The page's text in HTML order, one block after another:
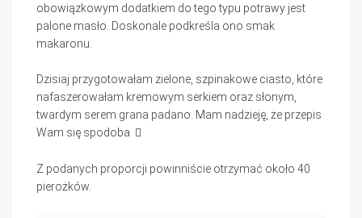
obowiązkowym dodatkiem do tego typu potrawy jest
palone masło. Doskonale podkreśla ono smak
makaronu.
Dzisiaj przygotowałam zielone, szpinakowe ciasto, które
nafaszerowałam kremowym serkiem oraz słonym,
twardym serem grana padano. Mam nadzieję, że przepis
Wam się spodoba
Z podanych proporcji powinniście otrzymać około 40
pierożków.